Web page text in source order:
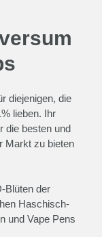
diejenigen, die
lieben. Ihr
die besten und
Markt zu bieten
Blüten der
Haschisch-
und Vape Pens